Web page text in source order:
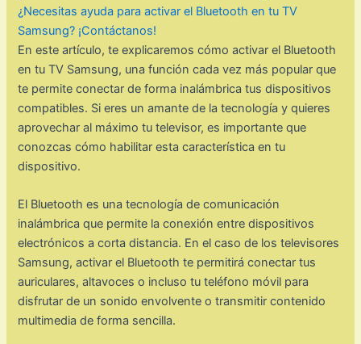
¿Necesitas ayuda para activar el Bluetooth en tu TV
Samsung? ¡Contáctanos!
En este artículo, te explicaremos cómo activar el Bluetooth
en tu TV Samsung, una función cada vez más popular que
te permite conectar de forma inalámbrica tus dispositivos
compatibles. Si eres un amante de la tecnología y quieres
aprovechar al máximo tu televisor, es importante que
conozcas cómo habilitar esta característica en tu
dispositivo.
El Bluetooth es una tecnología de comunicación
inalámbrica que permite la conexión entre dispositivos
electrónicos a corta distancia. En el caso de los televisores
Samsung, activar el Bluetooth te permitirá conectar tus
auriculares, altavoces o incluso tu teléfono móvil para
disfrutar de un sonido envolvente o transmitir contenido
multimedia de forma sencilla.